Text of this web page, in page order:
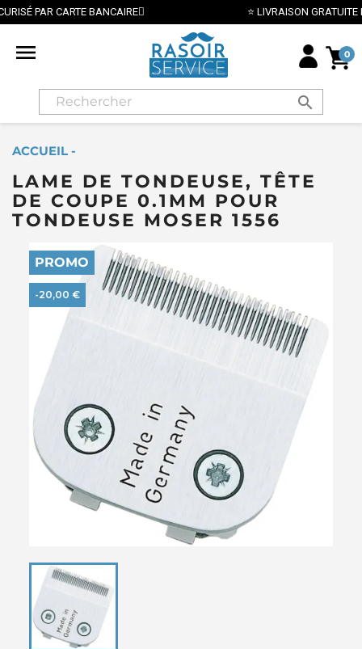
⭐ LIVRAISON GRATUITE EN FRANCE MÉTROPOLITAINE DÈS 70€
 0
search
ACCUEIL -
LAME DE TONDEUSE, TÊTE
DE COUPE 0.1MM POUR
TONDEUSE MOSER 1556
PROMO
-20,00 €